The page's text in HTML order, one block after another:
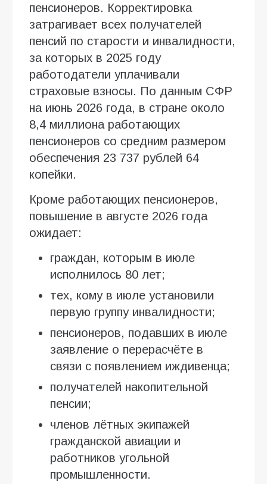
пенсионеров. Корректировка
затрагивает всех получателей
пенсий по старости и инвалидности,
за которых в 2025 году
работодатели уплачивали
страховые взносы. По данным СФР
на июнь 2026 года, в стране около
8,4 миллиона работающих
пенсионеров со средним размером
обеспечения 23 737 рублей 64
копейки.
Кроме работающих пенсионеров,
повышение в августе 2026 года
ожидает:
граждан, которым в июле
исполнилось 80 лет;
тех, кому в июле установили
первую группу инвалидности;
пенсионеров, подавших в июле
заявление о перерасчёте в
связи с появлением иждивенца;
получателей накопительной
пенсии;
членов лётных экипажей
гражданской авиации и
работников угольной
промышленности.